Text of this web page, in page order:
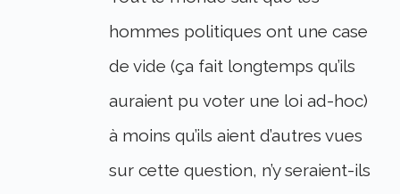
hommes politiques ont une case
de vide (ça fait longtemps qu’ils
auraient pu voter une loi ad-hoc)
à moins qu’ils aient d’autres vues
sur cette question, n’y seraient-ils